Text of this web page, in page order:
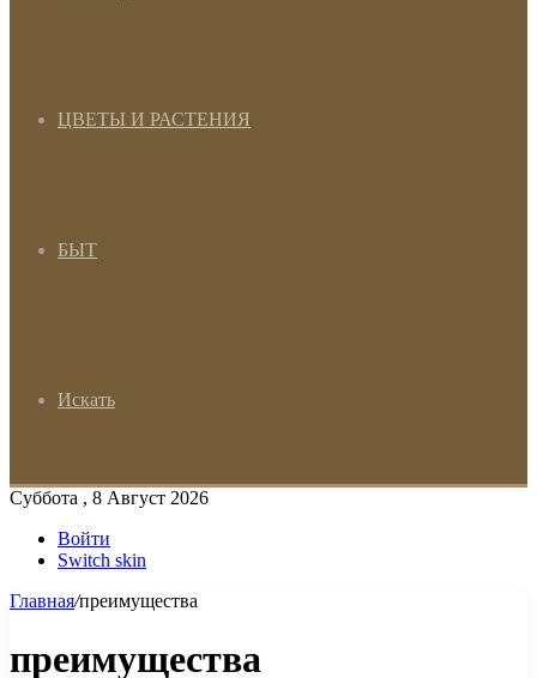
ЦВЕТЫ И РАСТЕНИЯ
БЫТ
Искать
Суббота , 8 Август 2026
Войти
Switch skin
Главная/преимущества
преимущества